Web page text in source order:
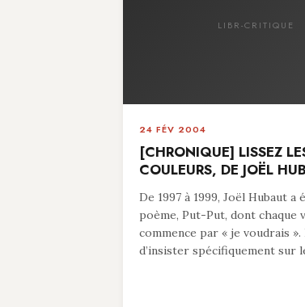
LIBR-CRITIQUE
24 FÉV 2004
[CHRONIQUE] LISSEZ
COULEURS, DE JOËL
De 1997 à 1999, Joël Hubaut
poème, Put-Put, dont chaque
commence par « je voudrais ».
d’insister spécifiquement sur